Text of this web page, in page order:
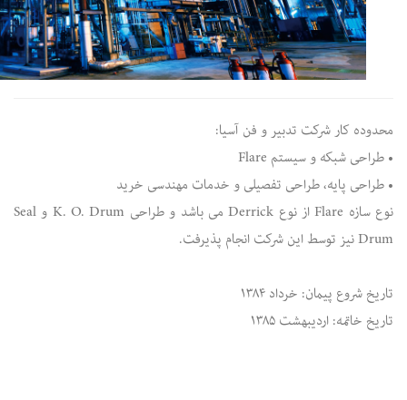
محدوده کار شرکت تدبیر و فن آسیا:
• طراحی شبکه و سیستم Flare
• طراحی پایه، طراحی تفصیلی و خدمات مهندسی خرید
نوع سازه Flare از نوع Derrick می باشد و طراحی K. O. Drum و Seal
Drum نیز توسط این شرکت انجام پذیرفت.
تاریخ شروع پیمان: خرداد ۱۳۸۴
تاریخ خاتمه: اردیبهشت ۱۳۸۵